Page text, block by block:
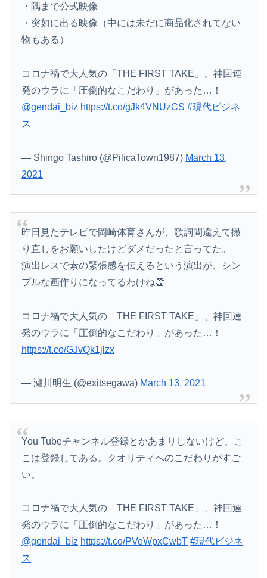
・隅まで公式映像
・突如に出る映像（中には未だに商品化されてない
物もある）
コロナ禍で大人気の「THE FIRST TAKE」、神回連
発のウラに「圧倒的なこだわり」があった…！
@gendai_biz https://t.co/gJk4VNUzCS #現代ビジネ
ス
— Shingo Tashiro (@PilicaTown1987) March 13,
2021
昨日見たテレビで岡崎体育さんが、歌詞間違えて撮
り直しをお願いしたけどダメだったと言ってた。
演出レスで素の緊張感を伝えるという演出が、シン
プルな画作りになってるわけね👏
コロナ禍で大人気の「THE FIRST TAKE」、神回連
発のウラに「圧倒的なこだわり」があった…！
https://t.co/GJvQk1jlzx
— 瀬川明生 (@exitsegawa) March 13, 2021
You Tubeチャンネル登録とかあまりしないけど、こ
こは登録してある。クオリティへのこだわりがすご
い。
コロナ禍で大人気の「THE FIRST TAKE」、神回連
発のウラに「圧倒的なこだわり」があった…！
@gendai_biz https://t.co/PVeWpxCwbT #現代ビジネ
ス